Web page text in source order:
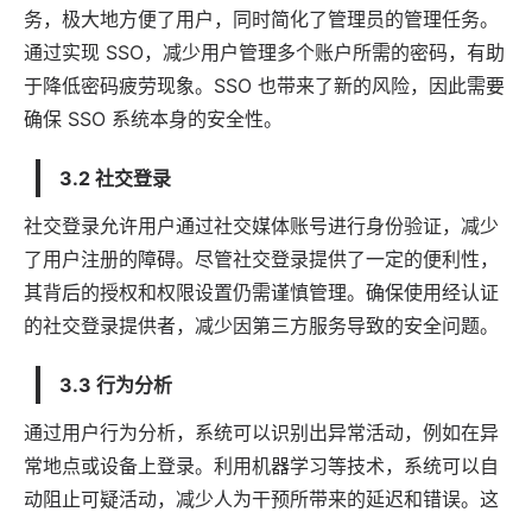
务，极大地方便了用户，同时简化了管理员的管理任务。
通过实现 SSO，减少用户管理多个账户所需的密码，有助
于降低密码疲劳现象。SSO 也带来了新的风险，因此需要
确保 SSO 系统本身的安全性。
3.2 社交登录
社交登录允许用户通过社交媒体账号进行身份验证，减少
了用户注册的障碍。尽管社交登录提供了一定的便利性，
其背后的授权和权限设置仍需谨慎管理。确保使用经认证
的社交登录提供者，减少因第三方服务导致的安全问题。
3.3 行为分析
通过用户行为分析，系统可以识别出异常活动，例如在异
常地点或设备上登录。利用机器学习等技术，系统可以自
动阻止可疑活动，减少人为干预所带来的延迟和错误。这